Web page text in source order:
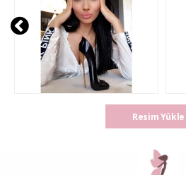
Resim Yükle